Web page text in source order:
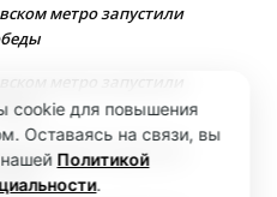
метро запустили
метро запустили
метро запустили
cookie для повышения
Оставаясь на связи, вы
Политикой
.